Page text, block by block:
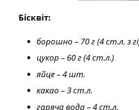
Бісквіт:
борошно – 70 г (4 ст.л. з
цукор – 60 г (4 ст.л.)
яйце – 4 шт.
какао – 3 ст.л.
гаряча вода – 4 ст.л.